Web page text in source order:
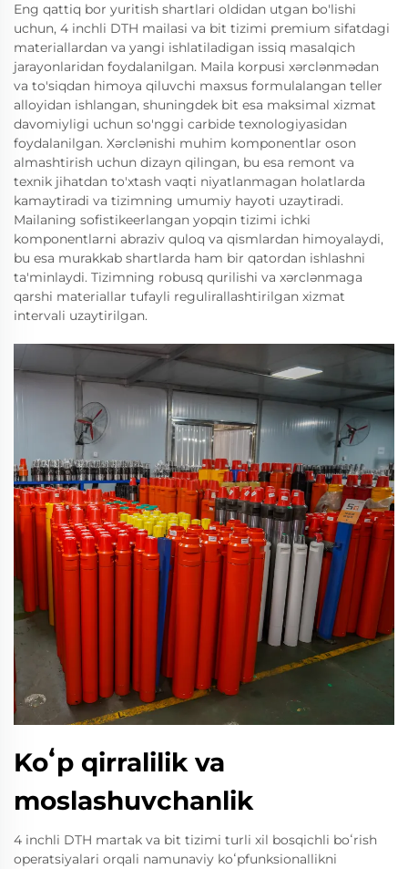
Eng qattiq bor yuritish shartlari oldidan utgan bo'lishi
uchun, 4 inchli DTH mailasi va bit tizimi premium sifatdagi
materiallardan va yangi ishlatiladigan issiq masalqich
jarayonlaridan foydalanilgan. Maila korpusi xərclənmədan
va to'siqdan himoya qiluvchi maxsus formulalangan teller
alloyidan ishlangan, shuningdek bit esa maksimal xizmat
davomiyligi uchun so'nggi carbide texnologiyasidan
foydalanilgan. Xərclənishi muhim komponentlar oson
almashtirish uchun dizayn qilingan, bu esa remont va
texnik jihatdan to'xtash vaqti niyatlanmagan holatlarda
kamaytiradi va tizimning umumiy hayoti uzaytiradi.
Mailaning sofistikeerlangan yopqin tizimi ichki
komponentlarni abraziv quloq va qismlardan himoyalaydi,
bu esa murakkab shartlarda ham bir qatordan ishlashni
ta'minlaydi. Tizimning robusq qurilishi va xərclənmaga
qarshi materiallar tufayli regulirallashtirilgan xizmat
intervali uzaytirilgan.
Koʻp qirralilik va
moslashuvchanlik
4 inchli DTH martak va bit tizimi turli xil bosqichli boʻrish
operatsiyalari orqali namunaviy koʻpfunksionallikni